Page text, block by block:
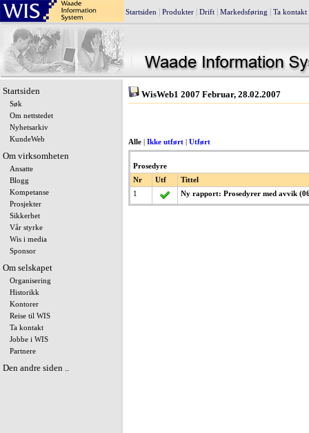
Startsiden Produkter Drift Markedsføring Ta kontakt
Startsiden
Søk
Om nettstedet
Nyhetsarkiv
KundeWeb
Om virksomheten
Ansatte
Blogg
Kompetanse
Prosjekter
Sikkerhet
Vår styrke
Wis i media
Sponsor
Om selskapet
Organisering
Historikk
Kontorer
Reise til WIS
Ta kontakt
Jobbe i WIS
Partnere
Den andre siden ..
WisWeb1 2007 Februar, 28.02.2007
Alle Ikke utført Utført
Prosedyre
Nr
Utf
Tittel
1
Ny rapport: Prosedyrer med avvik